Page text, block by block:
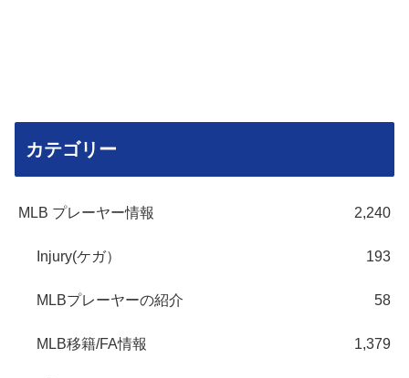
カテゴリー
MLB プレーヤー情報 2,240
Injury(ケガ） 193
MLBプレーヤーの紹介 58
MLB移籍/FA情報 1,379